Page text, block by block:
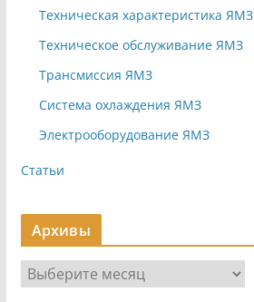
Техническая характеристика ЯМЗ
Техническое обслуживание ЯМЗ
Трансмиссия ЯМЗ
Система охлаждения ЯМЗ
Электрооборудование ЯМЗ
Статьи
Архивы
р